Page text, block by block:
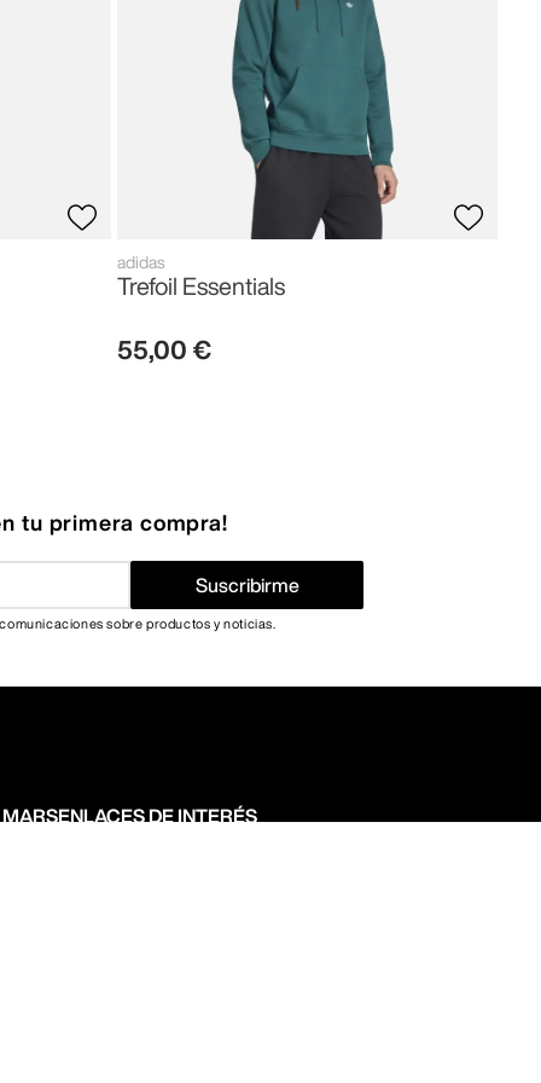
adidas
Trefoil Essentials
55,00 €
tu primera compra!
Suscribirme
sobre productos y noticias.
MARSENLACES DE INTERÉS